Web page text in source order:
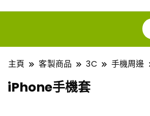
主頁 客製商品 3C 手機周邊
iPhone手機套